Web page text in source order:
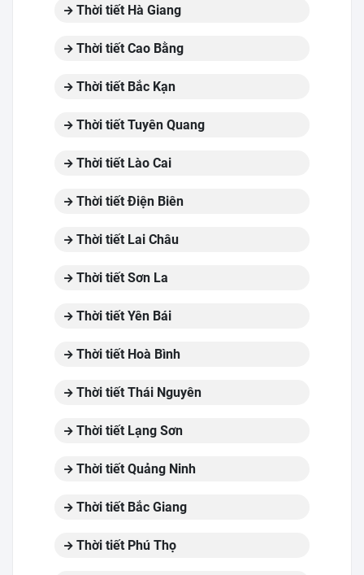
Thời tiết Hà Giang
Thời tiết Cao Bằng
Thời tiết Bắc Kạn
Thời tiết Tuyên Quang
Thời tiết Lào Cai
Thời tiết Điện Biên
Thời tiết Lai Châu
Thời tiết Sơn La
Thời tiết Yên Bái
Thời tiết Hoà Bình
Thời tiết Thái Nguyên
Thời tiết Lạng Sơn
Thời tiết Quảng Ninh
Thời tiết Bắc Giang
Thời tiết Phú Thọ